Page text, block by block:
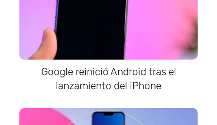
Google reinició Android tras el
lanzamiento del iPhone